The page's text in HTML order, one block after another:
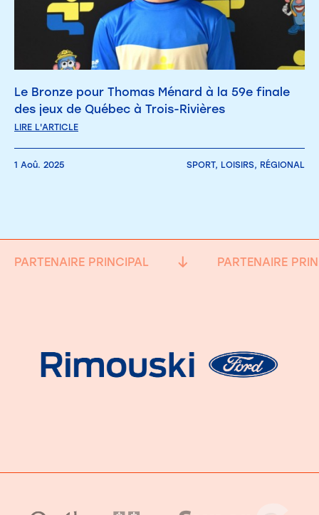
Le Bronze pour Thomas Ménard à la 59e finale
des jeux de Québec à Trois-Rivières
LIRE L'ARTICLE
1 Aoû. 2025 SPORT, LOISIRS, RÉGIONAL
PARTENAIRE PRINCIPAL PARTENAIRE